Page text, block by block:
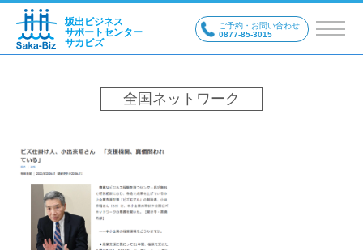
坂出ビジネス
サポートセンター
サカビズ
ご予約・お問い合わせ
0877-85-3015
全国ネットワーク